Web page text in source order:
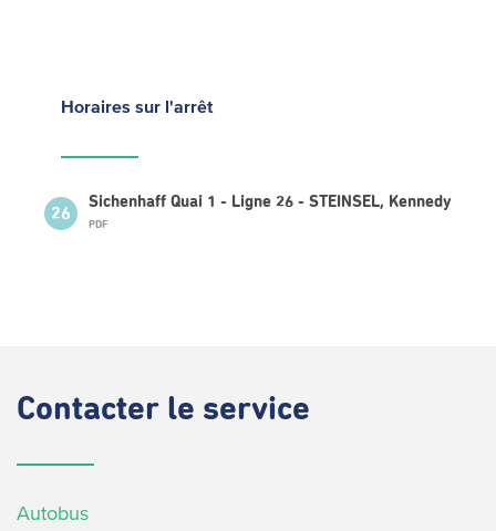
Horaires sur l'arrêt
26
Sichenhaff Quai 1 - Ligne 26 - STEINSEL, Kennedy
PDF
Contacter le service
Autobus